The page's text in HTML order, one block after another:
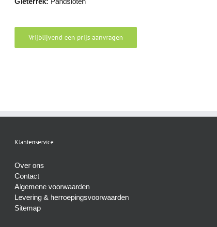
Vrijblijvend een prijs aanvragen
Klantenservice
Over ons
Contact
Algemene voorwaarden
Levering & herroepingsvoorwaarden
Sitemap